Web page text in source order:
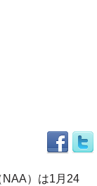
）は1月24